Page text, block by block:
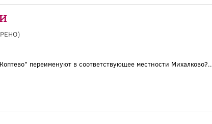
переименуют в соответствующее местности Михалково?..